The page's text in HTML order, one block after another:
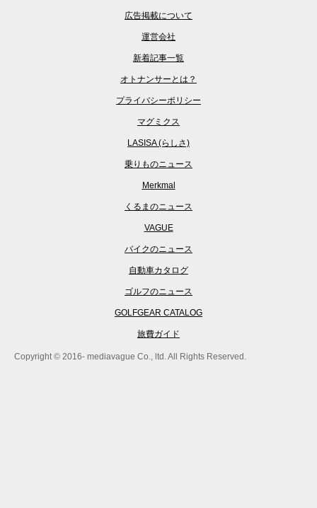
広告掲載について
運営会社
新着記事一覧
オトナンサーとは？
プライバシーポリシー
マグミクス
LASISA (らしさ)
乗りものニュース
Merkmal
くるまのニュース
VAGUE
バイクのニュース
自動車カタログ
ゴルフのニュース
GOLFGEAR CATALOG
旅費ガイド
Copyright © 2016- mediavague Co., ltd. All Rights Reserved.